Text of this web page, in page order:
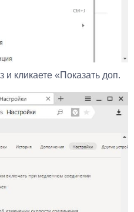
и кликаете «Показать доп.